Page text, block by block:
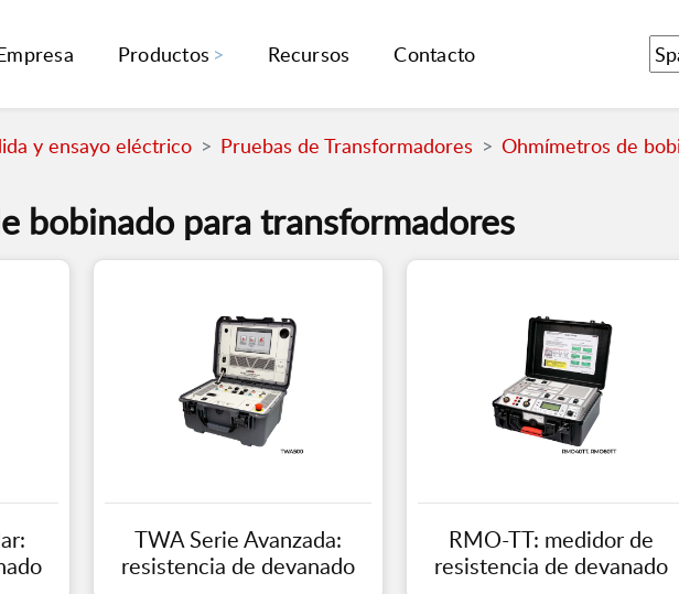
Productos Recursos Contacto
y ensayo eléctrico Pruebas de Transformadores Ohmímetros de
bobinado para transformadores
TWA Serie Avanzada:
resistencia de devanado
RMO-TT: medidor de
resistencia de devanado